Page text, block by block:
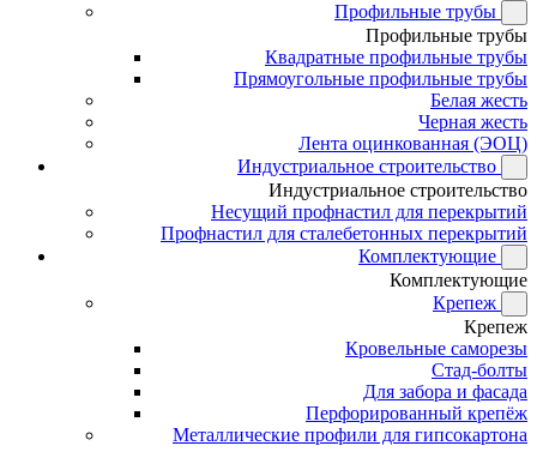
Профильные трубы
Профильные трубы
Квадратные профильные трубы
Прямоугольные профильные трубы
Белая жесть
Черная жесть
Лента оцинкованная (ЭОЦ)
Индустриальное строительство
Индустриальное строительство
Несущий профнастил для перекрытий
Профнастил для сталебетонных перекрытий
Комплектующие
Комплектующие
Крепеж
Крепеж
Кровельные саморезы
Стад-болты
Для забора и фасада
Перфорированный крепёж
Металлические профили для гипсокартона